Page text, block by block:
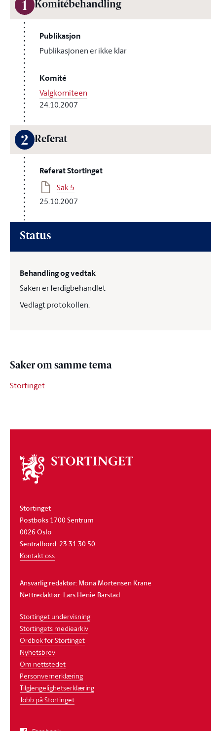
1 Komitébehandling
Publikasjon
Publikasjonen er ikke klar
Komité
Valgkomiteen
24.10.2007
2 Referat
Referat Stortinget
Sak 5
25.10.2007
Status
Behandling og vedtak
Saken er ferdigbehandlet
Vedlagt protokollen.
Saker om samme tema
Stortinget
Om
stortinget
Stortinget
Postboks 1700 Sentrum
0026 Oslo
Sentralbord: 23 31 30 50
Kontakt oss
Ansvarlig redaktør: Mona Mortensen Krane
Nettredaktør: Lars Henie Barstad
Stortinget undervisning
Stortingets mediearkiv
Ordbok for Stortinget
Nyhetsbrev
Om nettstedet
Personvernerklæring
Tilgjengelighetserklæring
Jobb på Stortinget